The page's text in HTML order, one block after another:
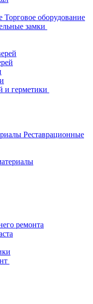
Торговое оборудование
замки
и герметики
Реставрационные
ремонта